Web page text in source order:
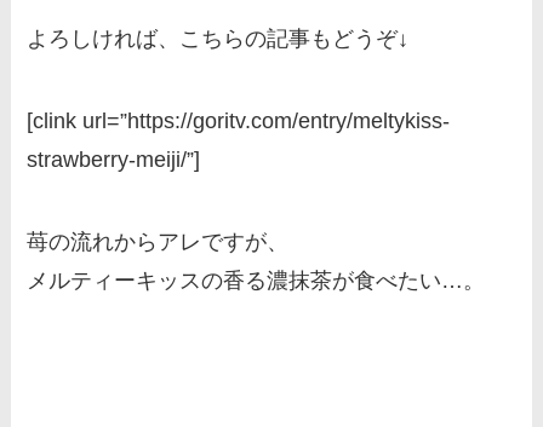
よろしければ、こちらの記事もどうぞ↓
[clink url=”https://goritv.com/entry/meltykiss-
strawberry-meiji/”]
苺の流れからアレですが、
メルティーキッスの香る濃抹茶が食べたい…。